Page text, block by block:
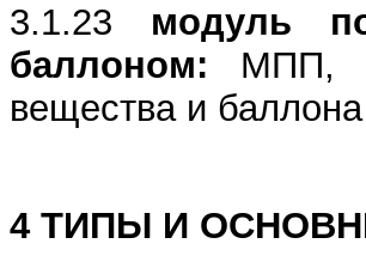
3.1.23 модуль
баллоном: МПП,
вещества и
4 ТИПЫ И